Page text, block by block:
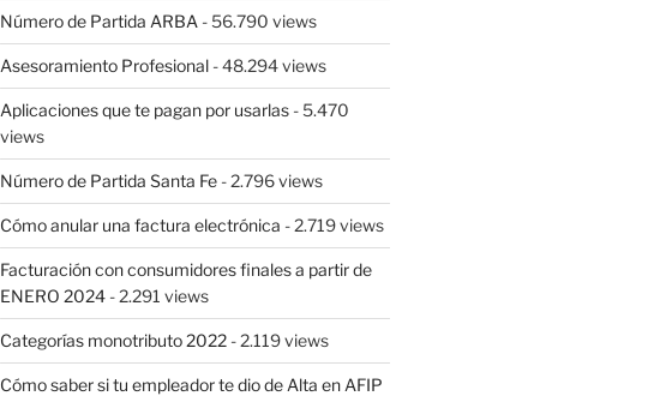
Número de Partida ARBA - 56.790 views
Asesoramiento Profesional- 48.294 views
Aplicaciones que te pagan por usarlas- 5.470
views
Número de Partida Santa Fe- 2.796 views
Cómo anular una factura electrónica - 2.719 views
Facturación con consumidores finales a partir de
ENERO 2024- 2.291 views
Categorías monotributo 2022- 2.119 views
Cómo saber si tu empleador te dio de Alta en AFIP